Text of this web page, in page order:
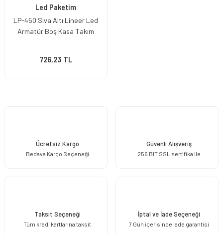
Led Paketim
LP-450 Sıva Altı Lineer Led
Armatür Boş Kasa Takım
726,23 TL
Ücretsiz Kargo
Bedava Kargo Seçeneği
Güvenli Alışveriş
256 BIT SSL sertifika ile
Taksit Seçeneği
Tüm kredi kartlarına taksit
İptal ve İade Seçeneği
7 Gün içerisinde iade garantisi